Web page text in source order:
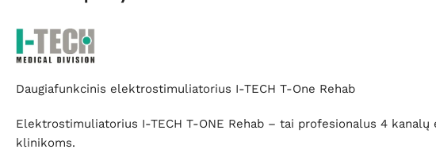
Daugiafunkcinis elektrostimuliatorius I-TECH T-One Rehab
Elektrostimuliatorius I-TECH T-ONE Rehab – tai profesionalus 4
klinikoms.